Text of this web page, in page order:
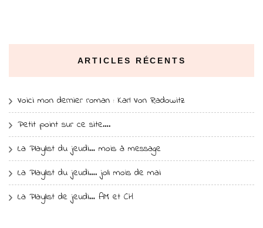
ARTICLES RÉCENTS
Voici mon dernier roman : Karl Von Radowitz
Petit point sur ce site….
La Playlist du jeudi… mois à message
La Playlist du jeudi…. joli mois de mai
La Playlist de jeudi… AM et CH